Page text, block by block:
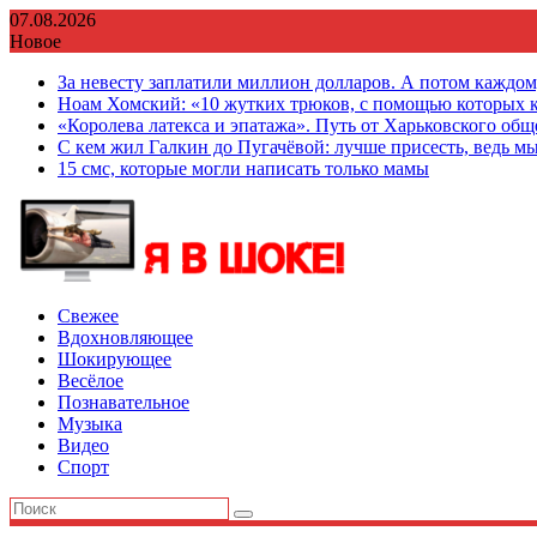
Перейти
к
07.08.2026
Новое
За невесту заплатили миллион долларов. А потом
Ноам Хомский: «10 жутких трюков, с помощью которых
«Королева латекса и эпатажа». Путь от Харьковского
С кем жил Галкин до Пугачёвой: лучше присесть, ведь
15 смс, которые могли написать только мамы
Свежее
Вдохновляющее
Шокирующее
Весёлое
Познавательное
Музыка
Видео
Спорт